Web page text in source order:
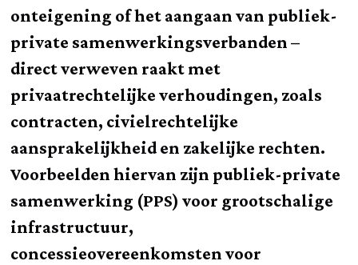
onteigening of het aangaan van publiek-
private samenwerkingsverbanden –
direct verweven raakt met
privaatrechtelijke verhoudingen, zoals
contracten, civielrechtelijke
aansprakelijkheid en zakelijke rechten.
Voorbeelden hiervan zijn publiek-private
samenwerking (PPS) voor grootschalige
infrastructuur,
concessieovereenkomsten voor